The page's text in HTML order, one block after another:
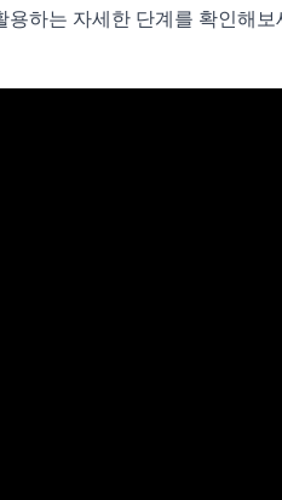
하는 자세한 단계를 확인해보